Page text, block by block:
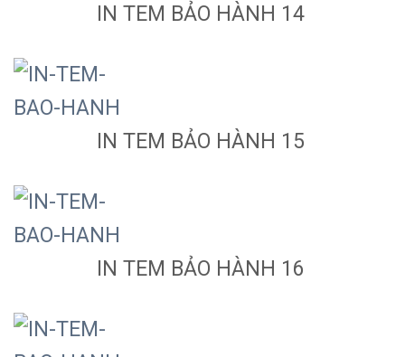
IN TEM BẢO HÀNH 14
IN TEM BẢO HÀNH 15
IN TEM BẢO HÀNH 16